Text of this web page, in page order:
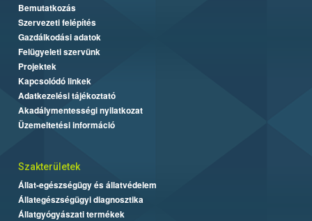
Bemutatkozás
Szervezeti felépítés
Gazdálkodási adatok
Felügyeleti szervünk
Projektek
Kapcsolódó linkek
Adatkezelési tájékoztató
Akadálymentességi nyilatkozat
Üzemeltetési információ
Szakterületek
Állat-egészségügy és állatvédelem
Állategészségügyi diagnosztika
Állatgyógyászati termékek